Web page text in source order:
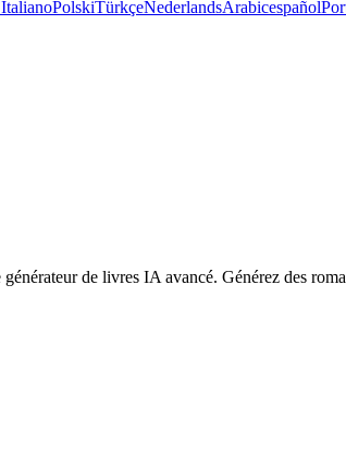
ItalianoPolskiTürkçeNederlandsArabicespañol
de livres IA avancé. Générez des